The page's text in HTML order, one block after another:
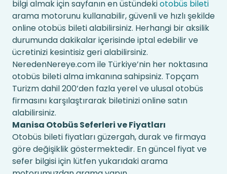
bilgi almak için sayfanın en üstündekiotobüs bileti
arama motorunu kullanabilir, güvenli ve hızlı şekilde
online otobüs bileti alabilirsiniz. Herhangi bir aksilik
durumunda dakikalar içerisinde iptal edebilir ve
ücretinizi kesintisiz geri alabilirsiniz.
NeredenNereye.com ile Türkiye’nin her noktasına
otobüs bileti alma imkanına sahipsiniz. Topçam
Turizm dahil 200’den fazla yerel ve ulusal otobüs
firmasını karşılaştırarak biletinizi online satın
alabilirsiniz.
Manisa Otobüs Seferleri ve Fiyatları
Otobüs bileti fiyatları güzergah, durak ve firmaya
göre değişiklik göstermektedir. En güncel fiyat ve
sefer bilgisi için lütfen yukarıdaki arama